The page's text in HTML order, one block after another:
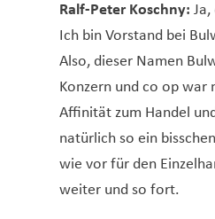
Ralf-Peter Koschny:
Ich bin Vorstand bei
Also, dieser Namen
Konzern und co op war
Affinität zum Handel
natürlich so ein
wie vor für den
weiter und so fort.